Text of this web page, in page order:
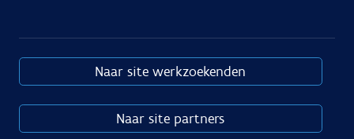
Naar site werkzoekenden
Naar site partners